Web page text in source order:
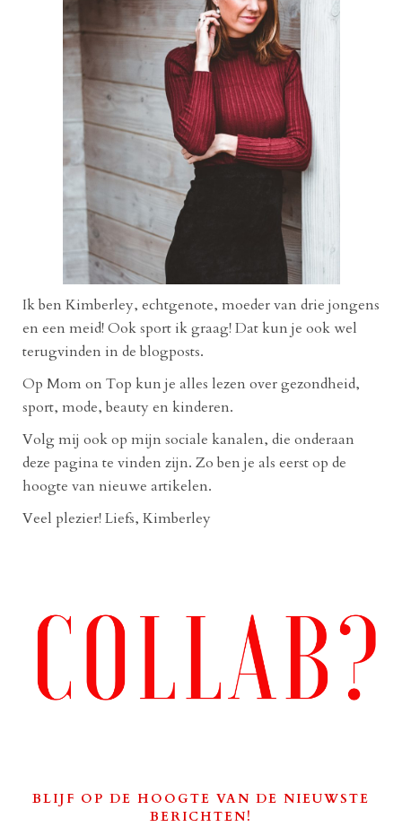
Ik ben Kimberley, echtgenote, moeder van drie jongens
en een meid! Ook sport ik graag! Dat kun je ook wel
terugvinden in de blogposts.
Op Mom on Top kun je alles lezen over gezondheid,
sport, mode, beauty en kinderen.
Volg mij ook op mijn sociale kanalen, die onderaan
deze pagina te vinden zijn. Zo ben je als eerst op de
hoogte van nieuwe artikelen.
Veel plezier! Liefs, Kimberley
BLIJF OP DE HOOGTE VAN DE NIEUWSTE
BERICHTEN!